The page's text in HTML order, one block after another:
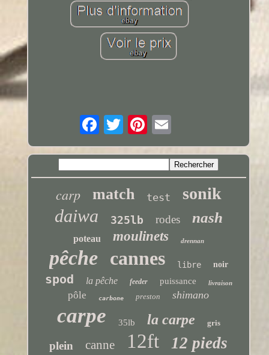
carp match test sonik
daiwa 325lb rodes nash
poteau moulinets drennan
pêche cannes libre noir
spod la pêche feeder puissance livraison
pôle carbone preston shimano
carpe 35lb la carpe gris
plein canne 12ft 12 pieds